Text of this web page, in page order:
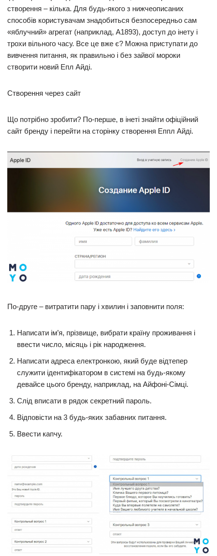
створення – кілька. Для будь-якого з нижчеописаних
способів користувачам знадобиться безпосередньо сам
«яблучний» агрегат (наприклад, A1893), доступ до інету і
трохи вільного часу. Все це вже є? Можна приступати до
вивчення питання, як правильно і без зайвої мороки
створити новий Епл Айді.
Створення через сайт
Що потрібно зробити? По-перше, в інеті знайти офіційний
сайт бренду і перейти на сторінку створення Еппл Айді.
По-друге – витратити пару і хвилин і заповнити поля:
Написати ім’я, прізвище, вибрати країну проживання і
ввести число, місяць і рік народження.
Написати адреса електронкою, який буде відтепер
служити ідентифікатором в системі на будь-якому
девайсе цього бренду, наприклад, на Айфоні-Сімці.
Слід вписати в рядок секретний пароль.
Відповісти на 3 будь-яких забавних питання.
Ввести капчу.